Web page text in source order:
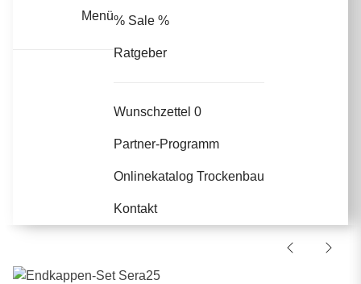
Menü% Sale %
Ratgeber
Wunschzettel 0
Partner-Programm
Onlinekatalog Trockenbau
Kontakt